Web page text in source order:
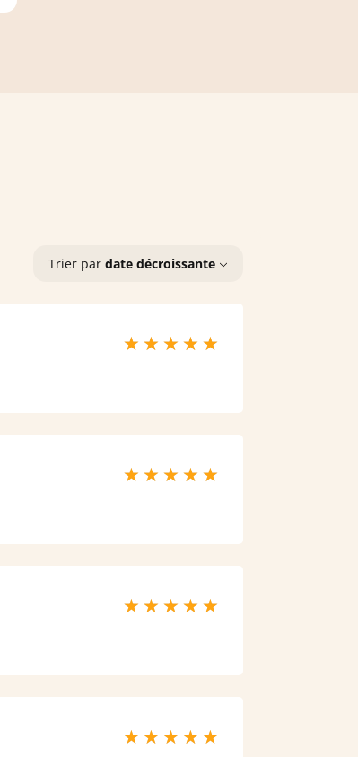
Trier par date décroissante